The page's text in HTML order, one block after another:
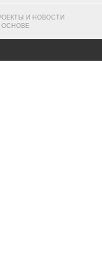
И НОВОСТИ
ОСНОВЕ